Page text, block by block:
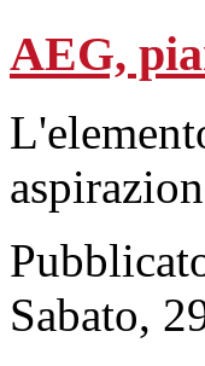
AEG,
Sabato,